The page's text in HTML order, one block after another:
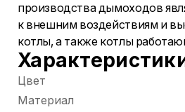
производства дымоходов
к внешним воздействиям и
котлы, а также котлы
Цвет
Материал